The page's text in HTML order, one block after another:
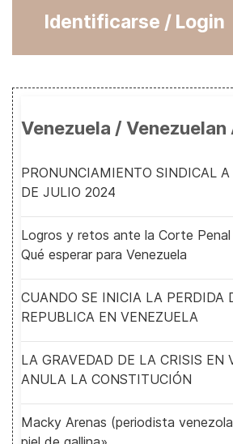
Identificarse / Login
Venezuela /
PRONUNCIAMIENTO SINDICAL
DE JULIO 2024
Logros y retos ante la Corte
Qué esperar para Venezuela
CUANDO SE INICIA LA PERDIDA
REPUBLICA EN VENEZUELA
LA GRAVEDAD DE LA CRISIS EN
ANULA LA CONSTITUCIÓN
Macky Arenas (periodista